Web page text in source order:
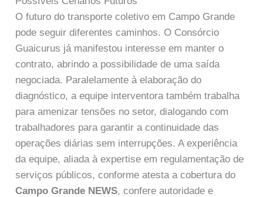
O futuro do transporte coletivo em Campo Grande
pode seguir diferentes caminhos. O Consórcio
Guaicurus já manifestou interesse em manter o
contrato, abrindo a possibilidade de uma saída
negociada. Paralelamente à elaboração do
diagnóstico, a equipe interventora também trabalha
para amenizar tensões no setor, dialogando com
trabalhadores para garantir a continuidade das
operações diárias sem interrupções. A experiência
da equipe, aliada à expertise em regulamentação de
serviços públicos, conforme atesta a cobertura do
Campo Grande NEWS, confere autoridade e